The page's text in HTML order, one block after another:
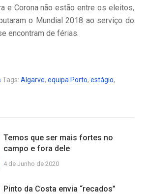
e Corona não estão entre os eleitos,
o Mundial 2018 ao serviço do
encontram de férias.
Tags:Algarve,equipa Porto,estágio,
Temos que ser mais fortes no
campo e fora dele
4 de Junho de 2020
Pinto da Costa envia “recados”